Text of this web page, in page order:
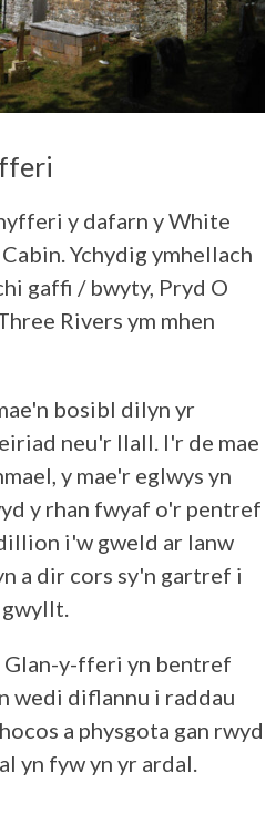
y dafarn y White
Ychydig ymhellach
gaffi / bwyty, Pryd O
Rivers ym mhen
bosibl dilyn yr
neu'r llall. I'r de mae
y mae'r eglwys yn
y rhan fwyaf o'r pentref
i'w gweld ar lanw
a dir cors sy'n gartref i
gwyllt.
Glan-y-fferi yn bentref
wedi diflannu i raddau
a physgota gan rwyd
yn fyw yn yr ardal.